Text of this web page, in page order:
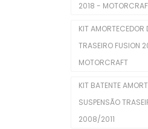
Injetores
Juntas De
Juntas Tampa
Kit De
2018 -
KIT AMORTECEDOR
TRASEIRO FUSION
MOTORCRAFT
KIT BATENTE
SUSPENSÃO
2008/2011